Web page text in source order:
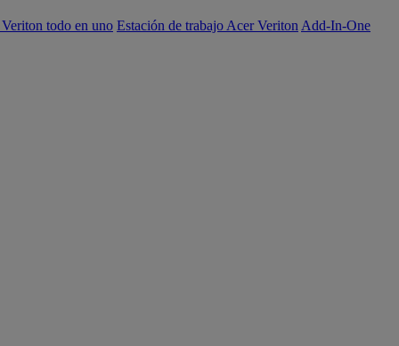
todo en uno Estación de trabajo Acer Veriton Add-In-One